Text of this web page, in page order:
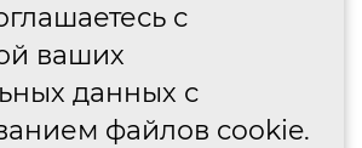
с
ваших
данных с
файлов cookie.